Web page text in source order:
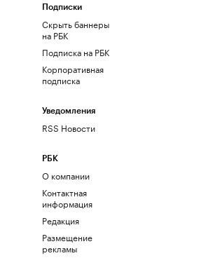
Подписки
Скрыть баннеры
на РБК
Подписка на РБК
Корпоративная
подписка
Уведомления
RSS Новости
РБК
О компании
Контактная
информация
Редакция
Размещение
рекламы